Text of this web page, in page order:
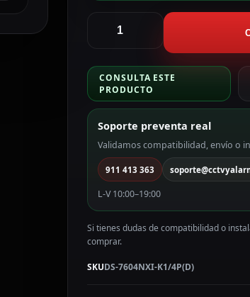
Grabador
4
CH
IP
PoE
gama
PRO
WiFi
DS-
7604NXI-
K1/4P(D)
cantidad
CONSULTA ESTE
PRODUCTO
Soporte preventa real
Validamos compatibilidad, envío o
911 413 363
L-V 10:00–19:00
Si tienes dudas de compatibilidad o
comprar.
SKUDS-7604NXI-K1/4P(D)